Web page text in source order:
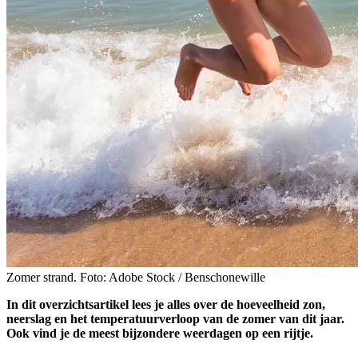
Zomer strand. Foto: Adobe Stock / Benschonewille
In dit overzichtsartikel lees je alles over de hoeveelheid zon,
neerslag en het temperatuurverloop van de zomer van dit jaar.
Ook vind je de meest bijzondere weerdagen op een rijtje.